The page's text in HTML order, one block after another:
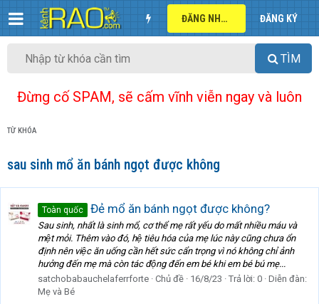
ĐĂNG NHẬP ĐĂNG KÝ
TÌM
Đừng cố SPAM, sẽ cấm vĩnh viễn ngay và luôn
TỪ KHÓA
sau sinh mổ ăn bánh ngọt được không
Toàn quốc Đẻ mổ ăn bánh ngọt được không?
Sau sinh, nhất là sinh mổ, cơ thể mẹ rất yếu do mất nhiều máu và
mệt mỏi. Thêm vào đó, hệ tiêu hóa của mẹ lúc này cũng chưa ổn
định nên việc ăn uống cần hết sức cẩn trọng vì nó không chỉ ảnh
hưởng đến mẹ mà còn tác động đến em bé khi em bé bú mẹ...
satchobabauchelaferrforte Chủ đề 16/8/23 Trả lời: 0 Diễn đàn:
Mẹ và Bé